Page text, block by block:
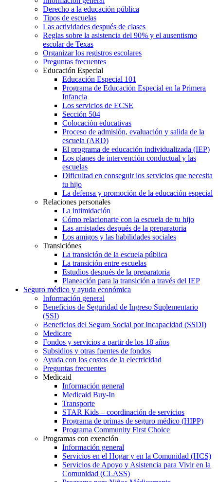
Derecho a la educación pública
Tipos de escuelas
Las actividades después de clases
Reglas sobre la asistencia del 90% y el ausentismo
escolar de Texas
Organizar los registros escolares
Preguntas frecuentes
Educación Especial
Educación Especial 101
Programa de Educación Especial en la Primera
Infancia
Los servicios de ECSE
Sección 504
Colocación educativas
Proceso de admisión, evaluación y salida de la
escuela (ARD)
El programa de educación individualizada (IEP)
Los planes de intervención conductual y las
escuelas
Dificultad en conseguir los servicios que necesita
tu hijo
La defensa y promoción de la educación especial
Relaciones personales
La intimidación
Cómo relacionarte con la escuela de tu hijo
Las amistades después de la preparatoria
Los amigos y las habilidades sociales
Transiciónes
La transición de la escuela pública
La transición entre escuelas
Estudios después de la preparatoria
Planeación para la transición a través del IEP
Seguro médico y ayuda económica
Información general
Beneficios de Seguridad de Ingreso Suplementario
(SSI)
Beneficios del Seguro Social por Incapacidad (SSDI)
Medicare
Fondos y servicios a partir de los 18 años
Subsidios y otras fuentes de fondos
Ayuda con los costos de la electricidad
Preguntas frecuentes
Medicaid
Información general
Medicaid Buy-In
Transporte
STAR Kids – coordinación de servicios
Programa de primas de seguro médico (HIPP)
Programa Community First Choice
Programas con exención
Información general
Servicios en el Hogar y en la Comunidad (HCS)
Servicios de Apoyo y Asistencia para Vivir en la
Comunidad (CLASS)